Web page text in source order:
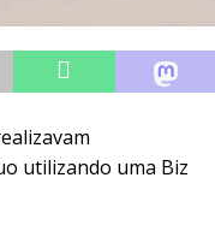
utilizando uma Biz